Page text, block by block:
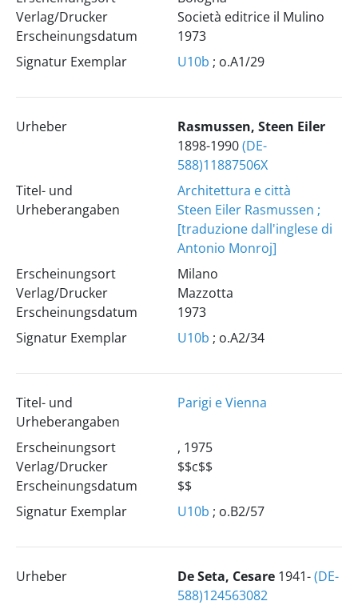
Verlag/Drucker
Erscheinungsdatum
Società editrice il Mulino
1973
Signatur Exemplar
U10b ; o.A1/29
Urheber
Rasmussen, Steen Eiler
1898-1990(DE-
588)11887506X
Titel- und
Urheberangaben
Architettura e città
Steen Eiler Rasmussen ;
[traduzione dall'inglese di
Antonio Monroj]
Erscheinungsort
Verlag/Drucker
Erscheinungsdatum
Milano
Mazzotta
1973
Signatur Exemplar
U10b ; o.A2/34
Titel- und
Urheberangaben
Parigi e Vienna
Erscheinungsort
Verlag/Drucker
Erscheinungsdatum
, 1975
$$c$$
$$
Signatur Exemplar
U10b ; o.B2/57
Urheber De Seta, Cesare1941-(DE-
588)124563082